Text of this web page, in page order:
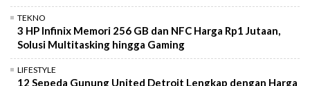
TEKNO
3 HP Infinix Memori 256 GB dan NFC Harga Rp1 Jutaan,
Solusi Multitasking hingga Gaming
LIFESTYLE
12 Sepeda Gunung United Detroit Lengkap dengan Harga